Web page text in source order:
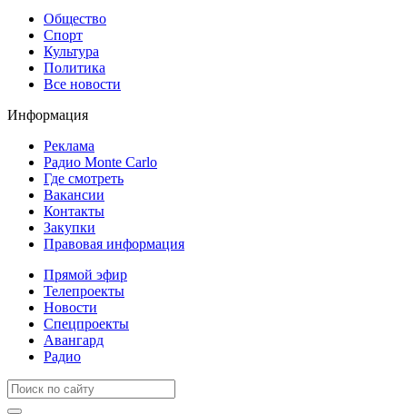
Общество
Спорт
Культура
Политика
Все новости
Информация
Реклама
Радио Monte Carlo
Где смотреть
Вакансии
Контакты
Закупки
Правовая информация
Прямой эфир
Телепроекты
Новости
Спецпроекты
Авангард
Радио